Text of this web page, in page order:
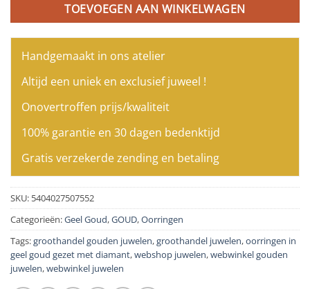
TOEVOEGEN AAN WINKELWAGEN
Handgemaakt in ons atelier
Altijd een uniek en exclusief juweel !
Onovertroffen prijs/kwaliteit
100% garantie en 30 dagen bedenktijd
Gratis verzekerde zending en betaling
SKU: 5404027507552
Categorieën:Geel Goud,GOUD,Oorringen
Tags:groothandel gouden juwelen,groothandel juwelen,oorringen in
geel goud gezet met diamant,webshop juwelen,webwinkel gouden
juwelen,webwinkel juwelen